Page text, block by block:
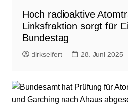
Hoch radioaktive
Linksfraktion sorgt für
Bundestag
dirkseifert 28. Juni 2025